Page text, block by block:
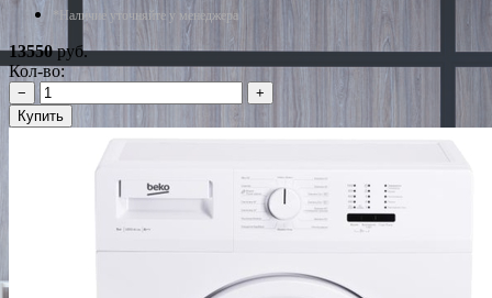
*Наличие уточняйте у менеджера
13550руб.
Кол-во:
−
+
Купить